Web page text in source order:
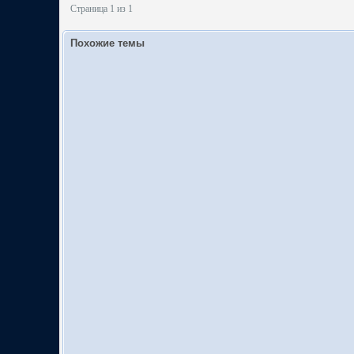
Страница 1 из 1
Похожие темы